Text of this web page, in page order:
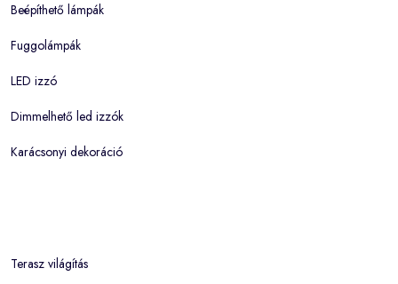
Beépíthető lámpák
Fuggolámpák
LED izzó
Dimmelhető led izzók
Karácsonyi dekoráció
Terasz világítás